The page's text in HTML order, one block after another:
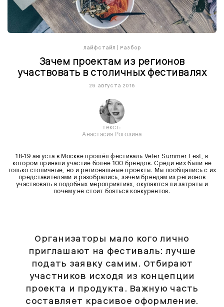
Лайфстайл Разбор
Зачем проектам из регионов
участвовать в столичных фестивалях
28 августа 2018
18-19 августа в Москве прошёл фестиваль Veter Summer Fest , в
котором приняли участие более 100 брендов. Среди них были не
только столичные, но и региональные проекты. Мы пообщались с их
представителями и разобрались, зачем брендам из регионов
участвовать в подобных мероприятиях, окупаются ли затраты и
почему не стоит бояться конкурентов.
текст:
Анастасия Рогозина
Организаторы мало кого лично
приглашают на фестиваль: лучше
подать заявку самим. Отбирают
участников исходя из концепции
проекта и продукта. Важную часть
составляет красивое оформление.